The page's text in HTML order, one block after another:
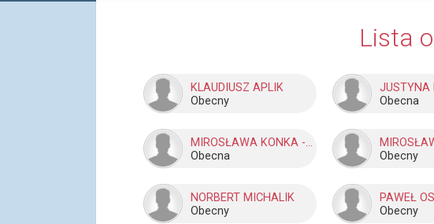
Lista
KLAUDIUSZ APLIK
Obecny
JUSTYNA
Obecna
MIROSŁAWA KONKA - GIZICKA
Obecna
Obecny
NORBERT MICHALIK
Obecny
PAWEŁ
Obecny